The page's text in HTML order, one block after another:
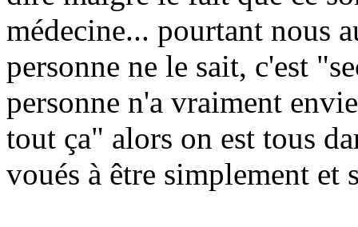
médecine... pourtant nous
personne ne le sait, c'est
personne n'a vraiment
tout ça" alors on est tous
voués à être simplement et